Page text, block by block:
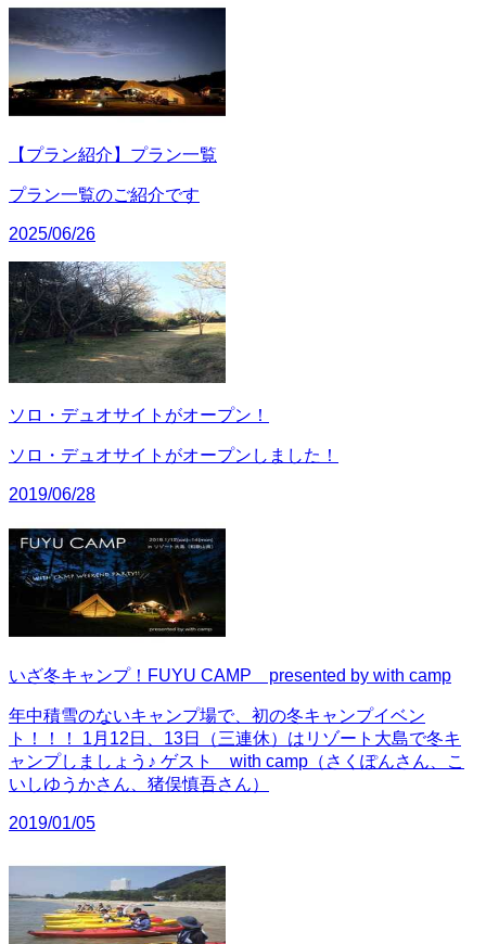
【プラン紹介】プラン一覧
プラン一覧のご紹介です
2025/06/26
ソロ・デュオサイトがオープン！
ソロ・デュオサイトがオープンしました！
2019/06/28
いざ冬キャンプ！FUYU CAMP presented by with camp
年中積雪のないキャンプ場で、初の冬キャンプイベン
ト！！！ 1月12日、13日（三連休）はリゾート大島で冬キ
ャンプしましょう♪ ゲスト with camp（さくぽんさん、こ
いしゆうかさん、猪俣慎吾さん）
2019/01/05